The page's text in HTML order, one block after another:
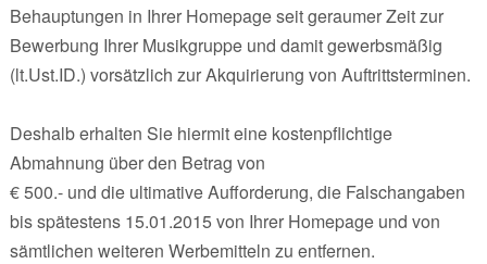
Behauptungen in Ihrer Homepage seit geraumer Zeit zur
Bewerbung Ihrer Musikgruppe und damit gewerbsmäßig
(lt.Ust.ID.) vorsätzlich zur Akquirierung von Auftrittsterminen.
Deshalb erhalten Sie hiermit eine kostenpflichtige
Abmahnung über den Betrag von
€ 500.- und die ultimative Aufforderung, die Falschangaben
bis spätestens 15.01.2015 von Ihrer Homepage und von
sämtlichen weiteren Werbemitteln zu entfernen.